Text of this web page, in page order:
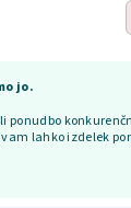
jo.
ponudbo
lahko izdelek